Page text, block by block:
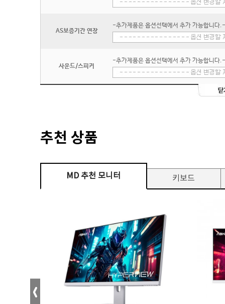
AS보증기간 연장
-추가제품은 옵션선택에서 추가 가능합니다.-
사운드/스피커
-추가제품은 옵션선택에서 추가 가능합니다.-
추천 상품
MD 추천 모니터 키보드